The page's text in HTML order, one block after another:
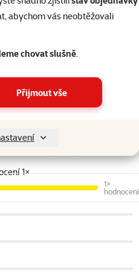
abychom vás neobtěžovali
chovat slušně.
Přijmout vše
1×
Hodnocení 100%
1×
hodnocení